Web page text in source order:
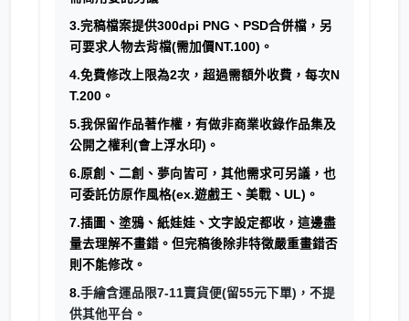
3.完稿檔案提供300dpi PNG、PSD合併檔，另
可要求人物去背檔(需加價NT.100)。
4.免費修改上限為2次，超過需額外收費，每次N
T.200。
5.我保留作品著作權，有做非商業收錄作品集及
公開之權利(會上浮水印)。
6.原創、二創、夢向皆可，其他需求可另議，也
可委託仿原作風格(ex.遊戲王、美戰、UL)。
7.插圖、塗鴉、紙娃娃、文字設定都收，這邊盡
量去理解不畫錯。但完稿後除非特徵嚴重畫錯否
則不能修改。
8.手繪含運品限7-11賣貨便(留55元下單)，不提
供其他平台。